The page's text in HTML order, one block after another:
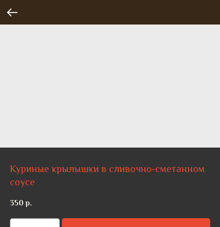
Куриные крылышки в сливочно-сметанном
соусе
350 р.